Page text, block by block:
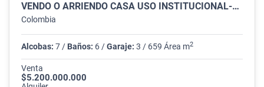
VENDO O ARRIENDO CASA USO INSTITUCIONAL-COMERCIAL QUINTA CAMACHO
Colombia
Alcobas: 7 / Baños: 6 /Garaje: 3 / 659 Área m2
Venta
$5.200.000.000